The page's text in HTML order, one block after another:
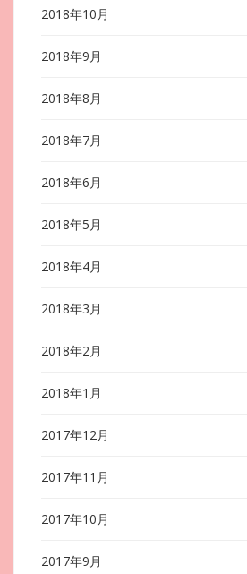
2018年10月
2018年9月
2018年8月
2018年7月
2018年6月
2018年5月
2018年4月
2018年3月
2018年2月
2018年1月
2017年12月
2017年11月
2017年10月
2017年9月